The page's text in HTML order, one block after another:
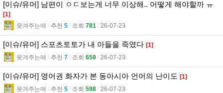
[이슈/유머] 남편이 ㅇㄷ보는게 너무 이상해.. 어떻게 해야할까 ㅠ
[1]
웃겨주는매 l 추천 5 l 조회 781 l 26-07-23
[이슈/유머] 스포츠토토가 내 아들을 죽였다 [1]
웃겨주는매 l 추천 7 l 조회 659 l 26-07-23
[이슈/유머] 영어권 화자가 본 동아시아 언어의 난이도 [1]
웃겨주는매 l 추천 5 l 조회 598 l 26-07-23